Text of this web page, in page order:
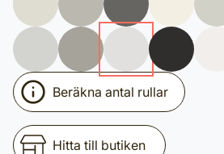
Beräkna antal rullar
Hitta till butiken